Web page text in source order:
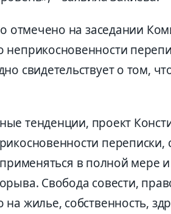
отмечено на заседании К
неприкосновенности
свидетельствует о том,
тенденции, проект
в полной мере
Свобода совести,
на жилье, собственность,